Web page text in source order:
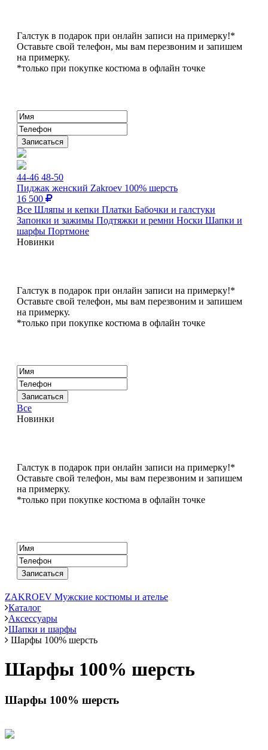
Галстук в подарок при онлайн записи на примерку!*
Оставьте свой телефон, мы вам перезвоним и запишем
на примерку.
*только при покупке костюма в офлайн точке
44-46 48-50
Пиджак женский Zakroev 100% шерсть
16 500
Все Шляпы и кепки Платки Бабочки и галстуки
Запонки и зажимы Подтяжки и ремни Носки Шапки и
шарфы Портмоне
Новинки
Галстук в подарок при онлайн записи на примерку!*
Оставьте свой телефон, мы вам перезвоним и запишем
на примерку.
*только при покупке костюма в офлайн точке
Все
Новинки
Галстук в подарок при онлайн записи на примерку!*
Оставьте свой телефон, мы вам перезвоним и запишем
на примерку.
*только при покупке костюма в офлайн точке
ZAKROEV Мужские костюмы и ателье
Каталог
Аксессуары
Шапки и шарфы
Шарфы 100% шерсть
Шарфы 100% шерсть
Шарфы 100% шерсть